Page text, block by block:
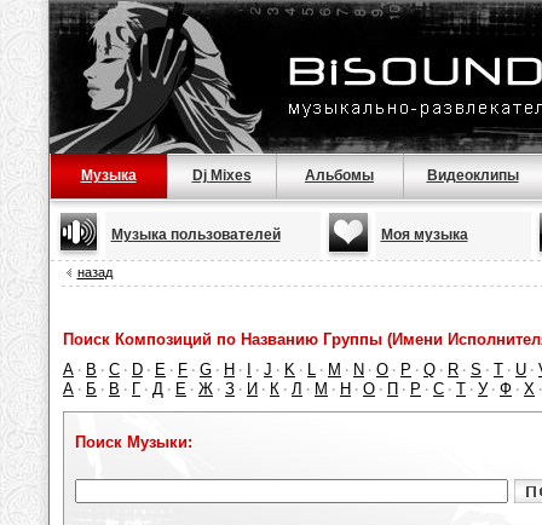
Музыка Dj Mixes Альбомы Видеоклипы
Музыка пользователей Моя музыка
назад
Поиск Композиций по Названию Группы (Имени
A · B · C · D · E · F · G · H · · J · K · L · M · N · O · P · Q · R · S · T · U ·
А · Б · В · Г · Д · Е · Ж · З · И · К · Л · М · Н · О · П · Р · С · Т · У · Ф · Х
Поиск Музыки: